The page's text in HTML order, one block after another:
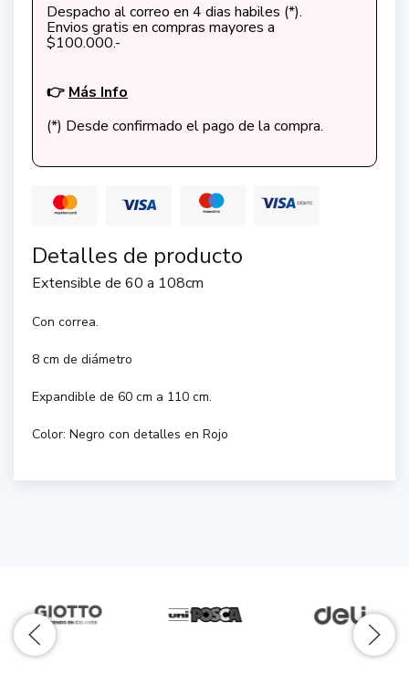
Despacho al correo en 4 dias habiles (*).
Envios gratis en compras mayores a
$100.000.-
👉 Más Info
(*) Desde confirmado el pago de la compra.
Detalles de producto
Extensible de 60 a 108cm
Con correa.
8 cm de diámetro
Expandible de 60 cm a 110 cm.
Color: Negro con detalles en Rojo